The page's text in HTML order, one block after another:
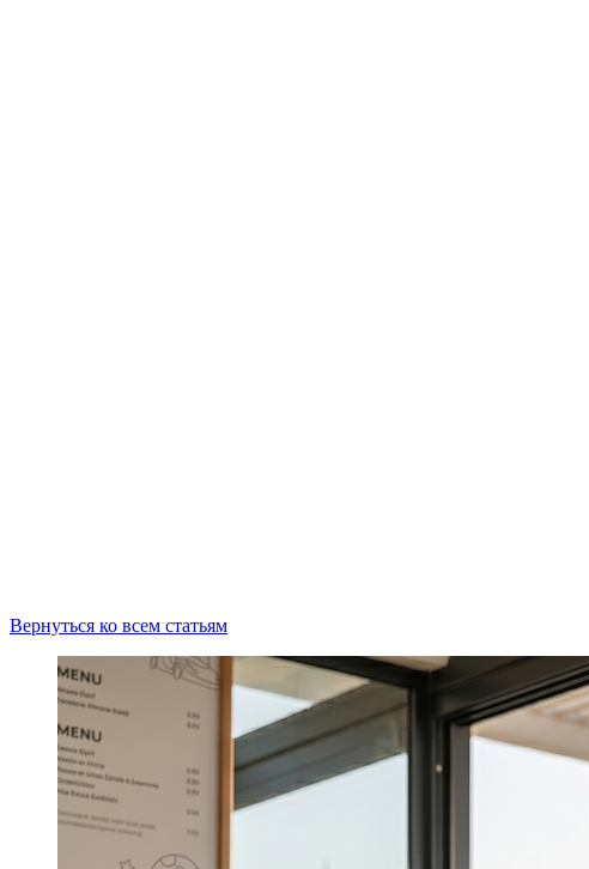
Вернуться ко всем статьям